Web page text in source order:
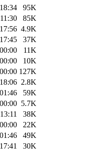
95K
85K
4.9K
37K
11K
10K
127K
2.8K
59K
5.7K
38K
22K
49K
30K